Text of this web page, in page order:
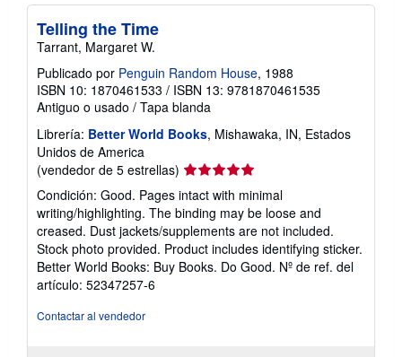
Telling the Time
Tarrant, Margaret W.
Publicado por Penguin Random House, 1988
ISBN 10: 1870461533 / ISBN 13: 9781870461535
Antiguo o usado / Tapa blanda
Librería: Better World Books, Mishawaka, IN, Estados
Unidos de America
(vendedor de 5 estrellas) Calificación
del
vendedor:
5
de
5
estrellas
Condición: Good. Pages intact with minimal
writing/highlighting. The binding may be loose and
creased. Dust jackets/supplements are not included.
Stock photo provided. Product includes identifying sticker.
Better World Books: Buy Books. Do Good. Nº de ref. del
artículo: 52347257-6
Contactar al vendedor